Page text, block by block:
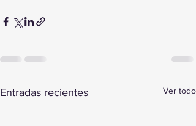
Entradas recientes Ver todo